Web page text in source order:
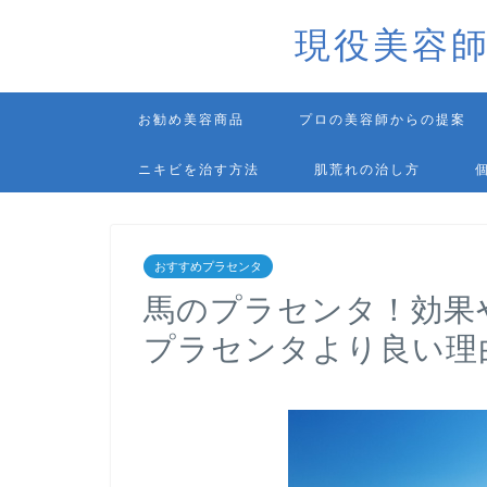
現役美容
お勧め美容商品 プロの美容師からの提案
ニキビを治す方法 肌荒れの治し方
おすすめプラセンタ
馬のプラセンタ！効
プラセンタより良い理